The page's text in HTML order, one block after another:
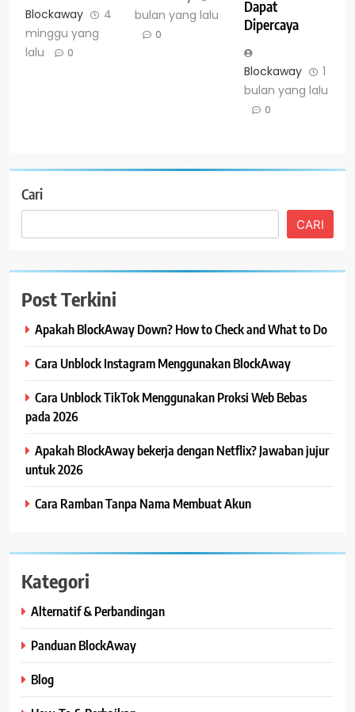
Blockaway
4
minggu yang
lalu
0
bulan yang lalu
0
Dapat
Dipercaya
Blockaway
1
bulan yang lalu
0
Cari
CARI
Post Terkini
Apakah BlockAway Down? How to Check and What to Do
Cara Unblock Instagram Menggunakan BlockAway
Cara Unblock TikTok Menggunakan Proksi Web Bebas
pada 2026
Apakah BlockAway bekerja dengan Netflix? Jawaban jujur
untuk 2026
Cara Ramban Tanpa Nama Membuat Akun
Kategori
Alternatif & Perbandingan
Panduan BlockAway
Blog